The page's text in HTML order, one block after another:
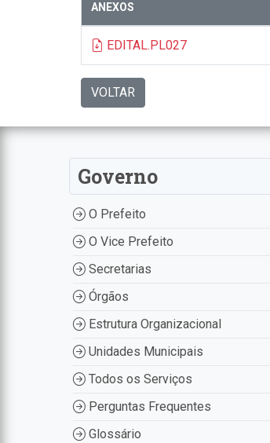
ANEXOS
EDITAL.PL027
VOLTAR
Governo
O Prefeito
O Vice Prefeito
Secretarias
Órgãos
Estrutura Organizacional
Unidades Municipais
Todos os Serviços
Perguntas Frequentes
Glossário